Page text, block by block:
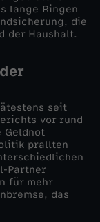
lange Ringen
die
der Haushalt.
seit
vor rund
Geldnot
prallten
Partner
für mehr
das